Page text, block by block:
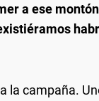
a ese
la campaña.